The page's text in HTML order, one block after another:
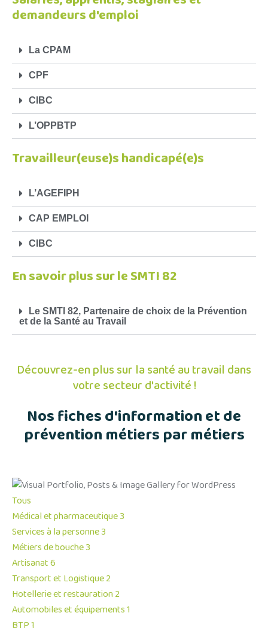
demandeurs d'emploi
La CPAM
CPF
CIBC
L’OPPBTP
Travailleur(euse)s handicapé(e)s
L’AGEFIPH
CAP EMPLOI
CIBC
En savoir plus sur le SMTI 82
Le SMTI 82, Partenaire de choix de la Prévention
et de la Santé au Travail
Découvrez-en plus sur la santé au travail dans
votre secteur d'activité !
Nos fiches d'information et de
prévention métiers par métiers
Tous
Médical et pharmaceutique3
Services à la personne3
Métiers de bouche3
Artisanat6
Transport et Logistique2
Hotellerie et restauration2
Automobiles et équipements1
BTP1